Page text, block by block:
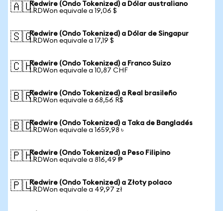
🇦🇺Redwire (Ondo Tokenized) a Dólar australiano
1 RDWon equivale a 19,06 $
🇸🇬Redwire (Ondo Tokenized) a Dólar de Singapur
1 RDWon equivale a 17,19 $
🇨🇭Redwire (Ondo Tokenized) a Franco Suizo
1 RDWon equivale a 10,87 CHF
🇧🇷Redwire (Ondo Tokenized) a Real brasileño
1 RDWon equivale a 68,56 R$
🇧🇩Redwire (Ondo Tokenized) a Taka de Bangladés
1 RDWon equivale a 1659,98 ৳
🇵🇭Redwire (Ondo Tokenized) a Peso Filipino
1 RDWon equivale a 816,49 ₱
🇵🇱Redwire (Ondo Tokenized) a Złoty polaco
1 RDWon equivale a 49,97 zł